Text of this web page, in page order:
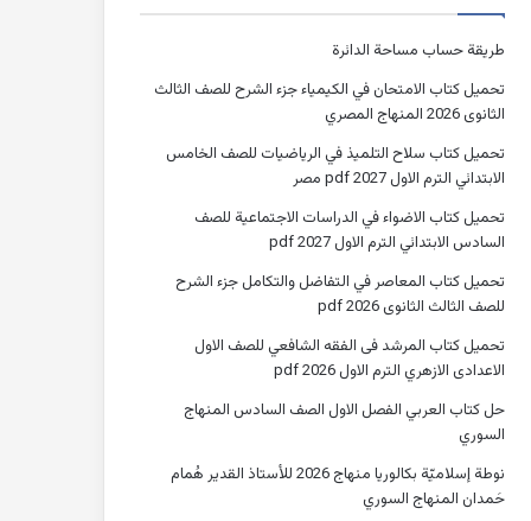
طريقة حساب مساحة الدائرة
تحميل كتاب الامتحان في الكيمياء جزء الشرح للصف الثالث
الثانوى 2026 المنهاج المصري
تحميل كتاب سلاح التلميذ في الرياضيات للصف الخامس
الابتدائي الترم الاول 2027 pdf مصر
تحميل كتاب الاضواء في الدراسات الاجتماعية للصف
السادس الابتدائي الترم الاول 2027 pdf
تحميل كتاب المعاصر في التفاضل والتكامل جزء الشرح
للصف الثالث الثانوى 2026 pdf
تحميل كتاب المرشد فى الفقه الشافعي للصف الاول
الاعدادى الازهري الترم الاول 2026 pdf
حل كتاب العربي الفصل الاول الصف السادس المنهاج
السوري
نوطة إسلاميّة بكالوريا منهاج 2026 للأستاذ القدير هُمام
حَمدان المنهاج السوري